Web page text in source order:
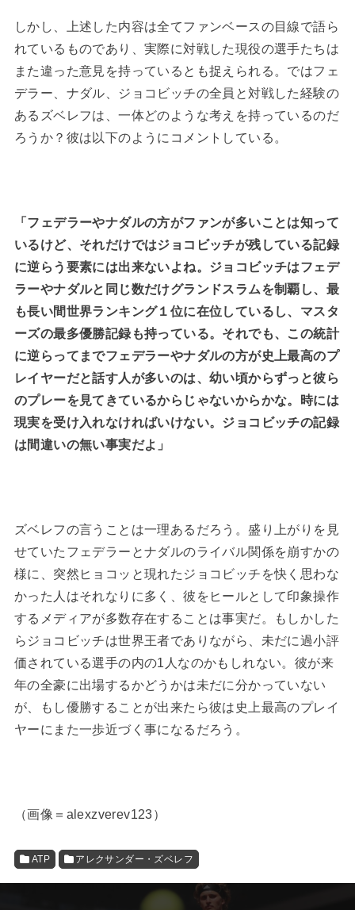
しかし、上述した内容は全てファンベースの目線で語ら
れているものであり、実際に対戦した現役の選手たちは
また違った意見を持っているとも捉えられる。ではフェ
デラー、ナダル、ジョコビッチの全員と対戦した経験の
あるズベレフは、一体どのような考えを持っているのだ
ろうか？彼は以下のようにコメントしている。
「フェデラーやナダルの方がファンが多いことは知って
いるけど、それだけではジョコビッチが残している記録
に逆らう要素には出来ないよね。ジョコビッチはフェデ
ラーやナダルと同じ数だけグランドスラムを制覇し、最
も長い間世界ランキング１位に在位しているし、マスタ
ーズの最多優勝記録も持っている。それでも、この統計
に逆らってまでフェデラーやナダルの方が史上最高のプ
レイヤーだと話す人が多いのは、幼い頃からずっと彼ら
のプレーを見てきているからじゃないからかな。時には
現実を受け入れなければいけない。ジョコビッチの記録
は間違いの無い事実だよ」
ズベレフの言うことは一理あるだろう。盛り上がりを見
せていたフェデラーとナダルのライバル関係を崩すかの
様に、突然ヒョコッと現れたジョコビッチを快く思わな
かった人はそれなりに多く、彼をヒールとして印象操作
するメディアが多数存在することは事実だ。もしかした
らジョコビッチは世界王者でありながら、未だに過小評
価されている選手の内の1人なのかもしれない。彼が来
年の全豪に出場するかどうかは未だに分かっていない
が、もし優勝することが出来たら彼は史上最高のプレイ
ヤーにまた一歩近づく事になるだろう。
（画像＝alexzverev123）
ATP アレクサンダー・ズベレフ